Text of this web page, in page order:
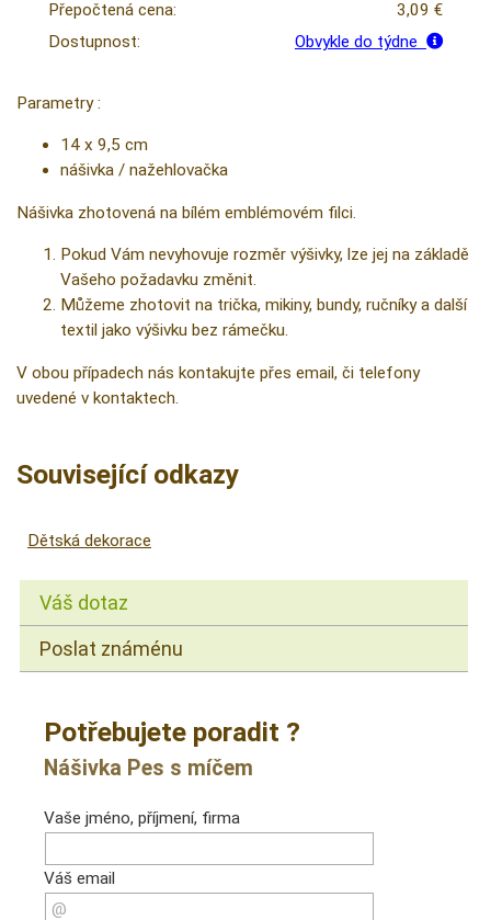
Přepočtená cena:
3,09 €
Dostupnost:
Obvykle do týdne
Parametry :
14 x 9,5 cm
nášivka / nažehlovačka
Nášivka zhotovená na bílém emblémovém filci.
Pokud Vám nevyhovuje rozměr výšivky, lze jej na základě
Vašeho požadavku změnit.
Můžeme zhotovit na trička, mikiny, bundy, ručníky a další
textil jako výšivku bez rámečku.
V obou případech nás kontakujte přes email, či telefony
uvedené v kontaktech.
Související odkazy
Dětská dekorace
Váš dotaz
Poslat známénu
Potřebujete poradit ?
Nášivka Pes s míčem
Vaše jméno, příjmení, firma
Váš email